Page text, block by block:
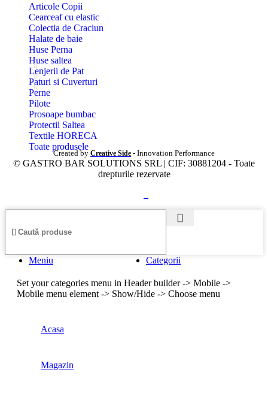
Articole Copii
Cearceaf cu elastic
Colectia de Craciun
Halate de baie
Huse Perna
Huse saltea
Lenjerii de Pat
Paturi si Cuverturi
Perne
Pilote
Prosoape bumbac
Protectii Saltea
Textile HORECA
Toate produsele
Created by Creative Side - Innovation Performance
© GASTRO BAR SOLUTIONS SRL | CIF: 30881204 - Toate
drepturile rezervate
Meniu Categorii
Set your categories menu in Header builder -> Mobile ->
Mobile menu element -> Show/Hide -> Choose menu
Acasa
Magazin